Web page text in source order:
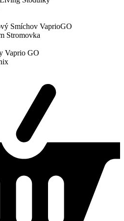
Smíchov VaprioGO
Stromovka
Vaprio GO